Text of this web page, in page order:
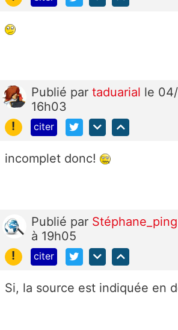
Publié par taduarial le
16h03
!
citer
incomplet donc!
Publié par Stéphane_ping
à 19h05
!
citer
Si, la source est indiquée en